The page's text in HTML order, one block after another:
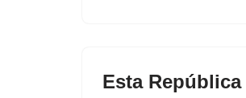
Esta República